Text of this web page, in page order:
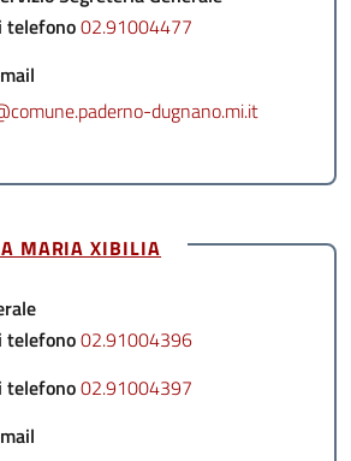
telefono02.91004477
dugnano.mi.it
MARIA XIBILIA
telefono02.91004396
telefono02.91004397